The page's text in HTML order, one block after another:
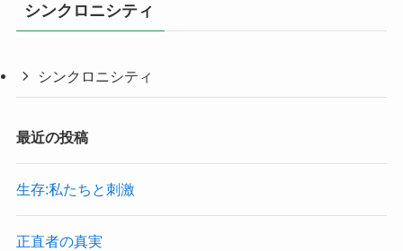
シンクロニシティ
シンクロニシティ
最近の投稿
生存:私たちと刺激
正直者の真実